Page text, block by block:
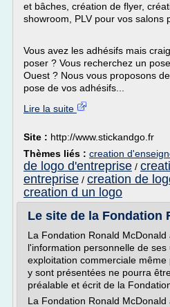
et bâches, création de flyer,
showroom, PLV pour vos salons
Vous avez les adhésifs mais
poser ? Vous recherchez un
Ouest ? Nous vous proposons
pose de vos adhésifs...
Lire la suite
Site : http://www.stickandgo.fr
Thèmes liés : creation
de logo d'entreprise /
entreprise / creation de
creation d un logo
Le site de la Fondation
La Fondation Ronald
l'information personnelle de ses
exploitation commerciale
y sont présentées ne pourra
préalable et écrit de la
La Fondation Ronald